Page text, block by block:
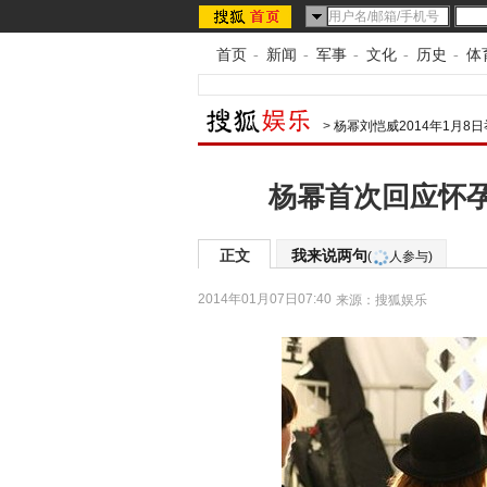
首页 - 新闻 - 军事 - 文化 - 历史 - 体
> 杨幂刘恺威2014年1月8日
杨幂首次回应怀
正文 我来说两句( 人参与)
2014年01月07日07:40 来源： 搜狐娱乐